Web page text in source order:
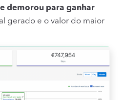
demorou para ganhar
gerado e o valor do maior